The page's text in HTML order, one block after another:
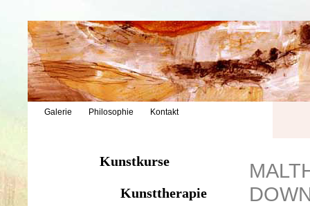
Galerie Philosophie Kontakt
Kunstkurse
Kunsttherapie